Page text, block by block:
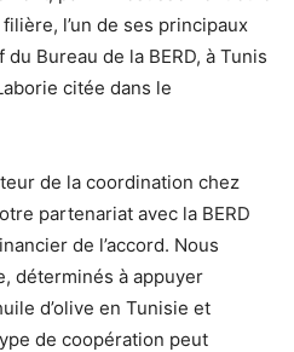
l’un de ses principaux
Bureau de la BERD, à Tunis
citée dans le
de la coordination chez
partenariat avec la BERD
de l’accord. Nous
déterminés à appuyer
d’olive en Tunisie et
de coopération peut